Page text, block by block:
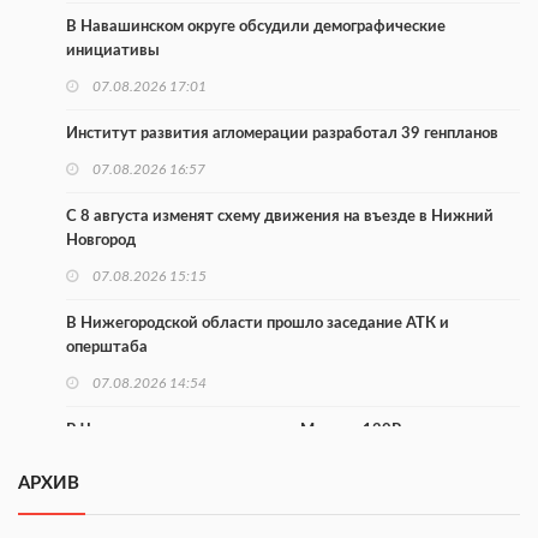
В Навашинском округе обсудили демографические
инициативы
07.08.2026 17:01
Институт развития агломерации разработал 39 генпланов
07.08.2026 16:57
С 8 августа изменят схему движения на въезде в Нижний
Новгород
07.08.2026 15:15
В Нижегородской области прошло заседание АТК и
оперштаба
07.08.2026 14:54
В Чкаловске спустили на воду «Метеор-120Р»
В Нижегородской области выбрали лучшего лесного
АРХИВ